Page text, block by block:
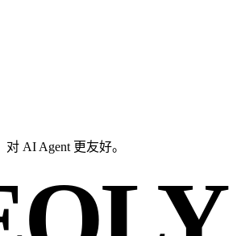
对 AI Agent 更友好。